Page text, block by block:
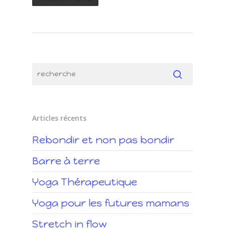
Articles récents
Rebondir et non pas bondir
Barre à terre
Yoga Thérapeutique
Yoga pour les futures mamans
Stretch in flow